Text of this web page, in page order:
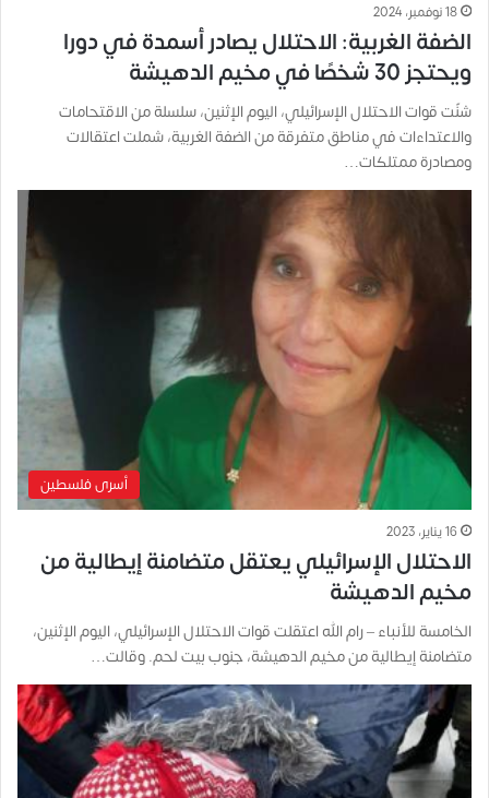
18 نوفمبر، 2024
الضفة الغربية: الاحتلال يصادر أسمدة في دورا
ويحتجز 30 شخصًا في مخيم الدهيشة
شنّت قوات الاحتلال الإسرائيلي، اليوم الإثنين، سلسلة من الاقتحامات
والاعتداءات في مناطق متفرقة من الضفة الغربية، شملت اعتقالات
ومصادرة ممتلكات…
أسرى فلسطين
16 يناير، 2023
الاحتلال الإسرائيلي يعتقل متضامنة إيطالية من
مخيم الدهيشة
الخامسة للأنباء – رام الله اعتقلت قوات الاحتلال الإسرائيلي، اليوم الإثنين،
متضامنة إيطالية من مخيم الدهيشة، جنوب بيت لحم. وقالت…